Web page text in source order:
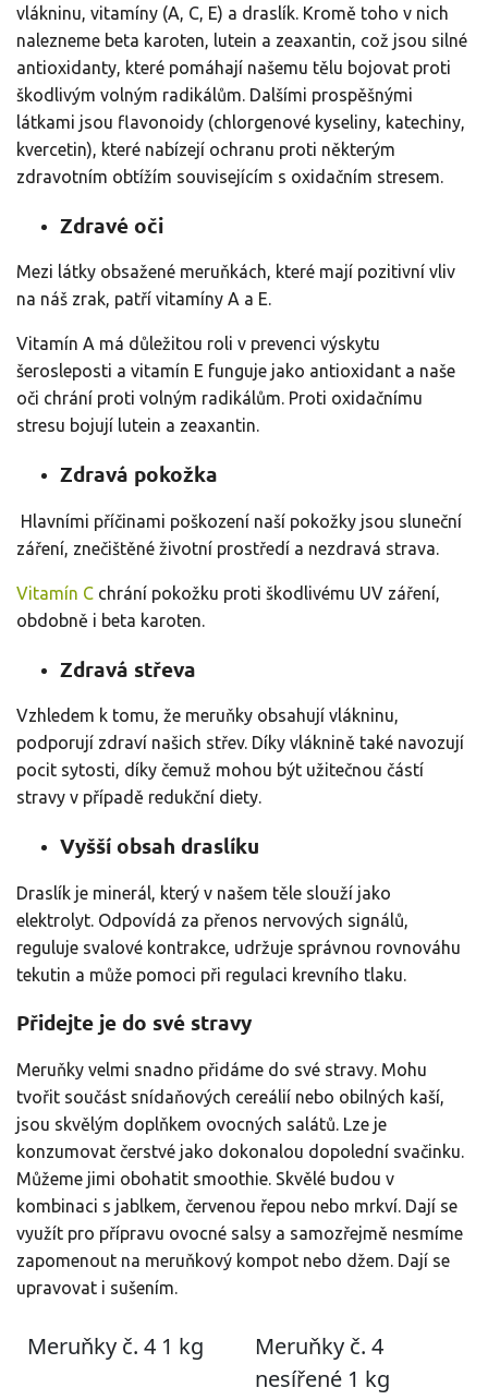
vlákninu, vitamíny (A, C, E) a draslík. Kromě toho v nich
nalezneme beta karoten, lutein a zeaxantin, což jsou silné
antioxidanty, které pomáhají našemu tělu bojovat proti
škodlivým volným radikálům. Dalšími prospěšnými
látkami jsou flavonoidy (chlorgenové kyseliny, katechiny,
kvercetin), které nabízejí ochranu proti některým
zdravotním obtížím souvisejícím s oxidačním stresem.
Zdravé oči
Mezi látky obsažené meruňkách, které mají pozitivní vliv
na náš zrak, patří vitamíny A a E.
Vitamín A má důležitou roli v prevenci výskytu
šerosleposti a vitamín E funguje jako antioxidant a naše
oči chrání proti volným radikálům. Proti oxidačnímu
stresu bojují lutein a zeaxantin.
Zdravá pokožka
Hlavními příčinami poškození naší pokožky jsou sluneční
záření, znečištěné životní prostředí a nezdravá strava.
Vitamín C chrání pokožku proti škodlivému UV záření,
obdobně i beta karoten.
Zdravá střeva
Vzhledem k tomu, že meruňky obsahují vlákninu,
podporují zdraví našich střev. Díky vláknině také navozují
pocit sytosti, díky čemuž mohou být užitečnou částí
stravy v případě redukční diety.
Vyšší obsah draslíku
Draslík je minerál, který v našem těle slouží jako
elektrolyt. Odpovídá za přenos nervových signálů,
reguluje svalové kontrakce, udržuje správnou rovnováhu
tekutin a může pomoci při regulaci krevního tlaku.
Přidejte je do své stravy
Meruňky velmi snadno přidáme do své stravy. Mohu
tvořit součást snídaňových cereálií nebo obilných kaší,
jsou skvělým doplňkem ovocných salátů. Lze je
konzumovat čerstvé jako dokonalou dopolední svačinku.
Můžeme jimi obohatit smoothie. Skvělé budou v
kombinaci s jablkem, červenou řepou nebo mrkví. Dají se
využít pro přípravu ovocné salsy a samozřejmě nesmíme
zapomenout na meruňkový kompot nebo džem. Dají se
upravovat i sušením.